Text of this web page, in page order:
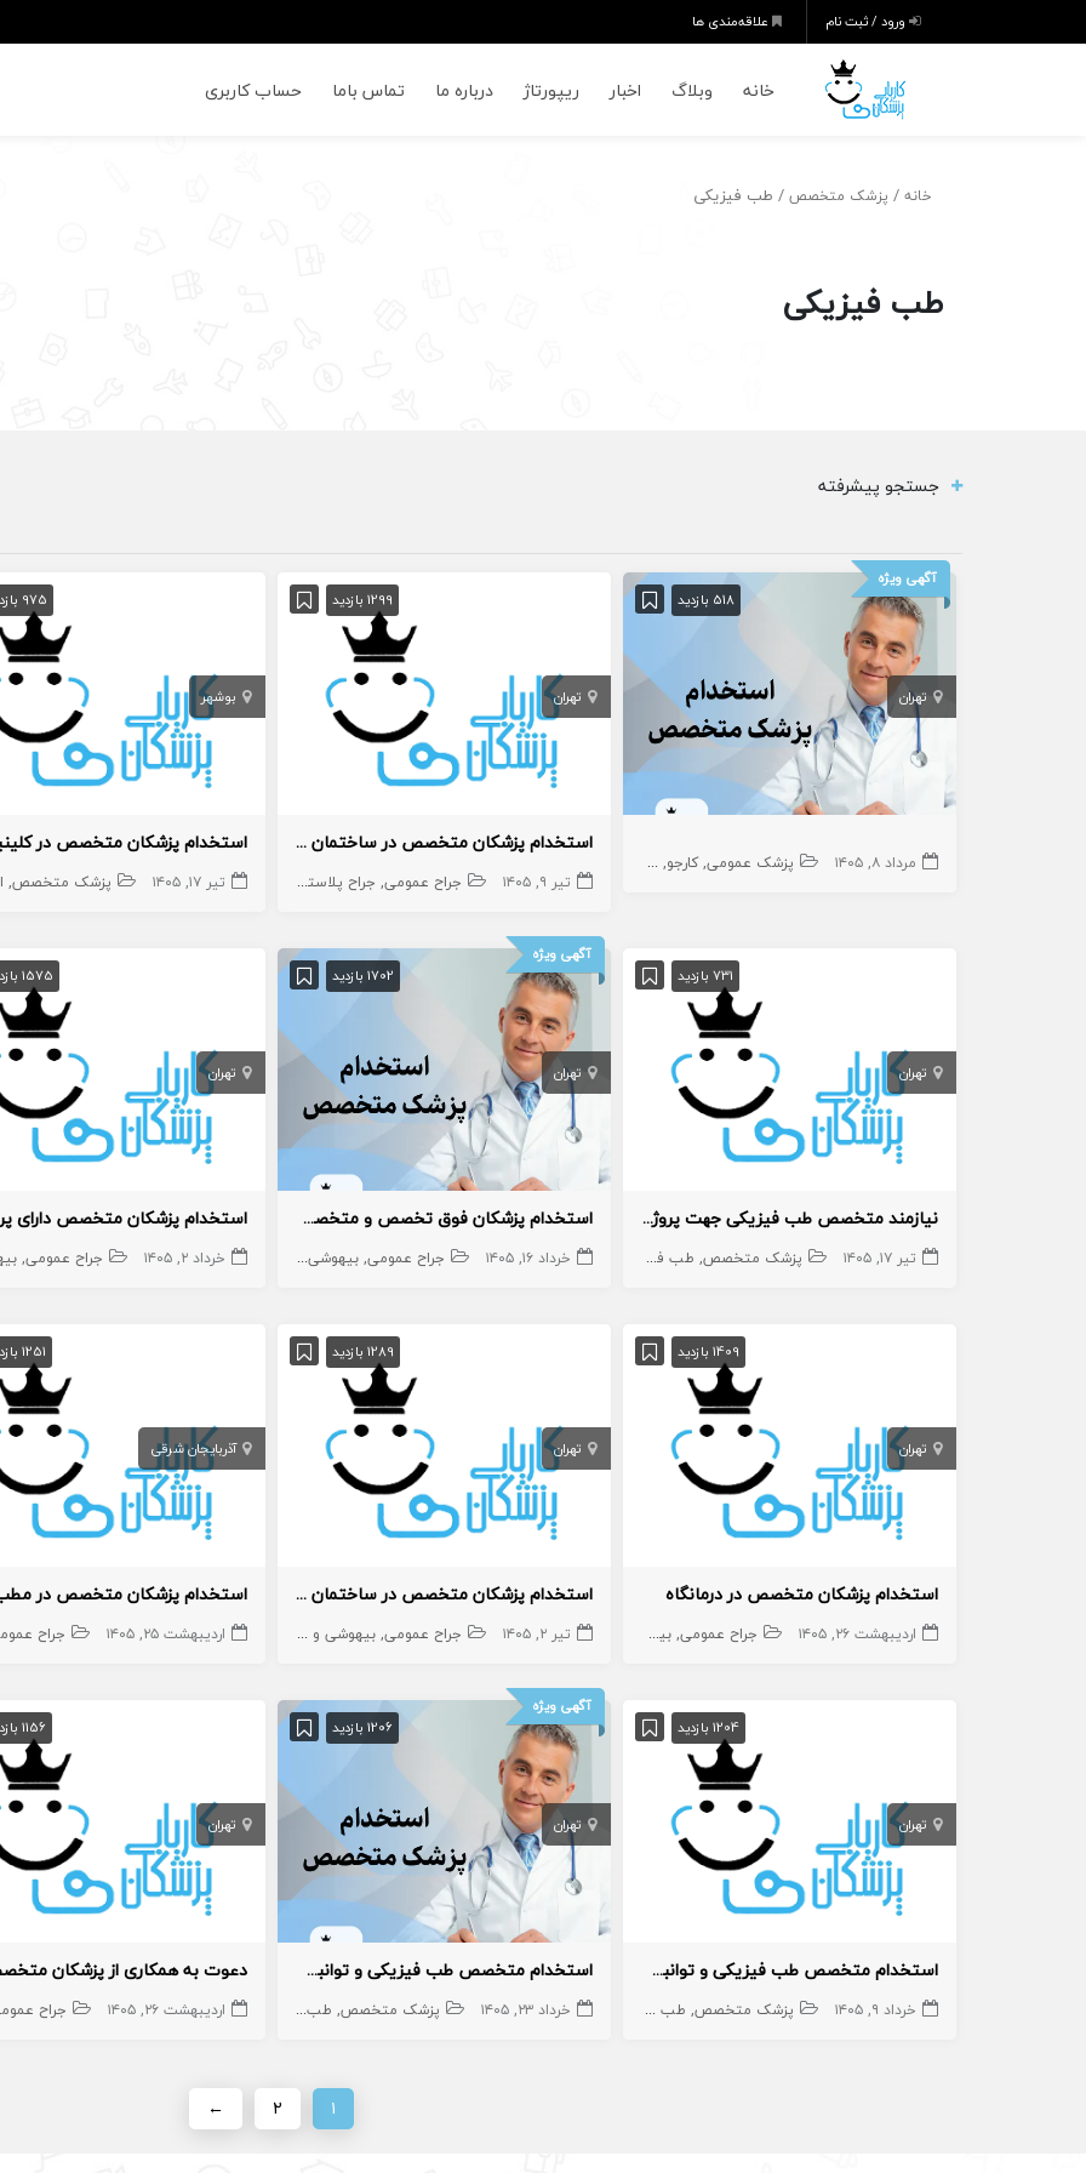
ورود / ثبت نام علاقه‌مندی ها
خانه وبلاگ اخبار ریپورتاژ درباره ما تماس باما حساب کاربری
خانه / پزشک متخصص / طب فیزیکی
طب فیزیکی
جستجو پیشرفته
آگهی ویژه
518 بازدید
تهران
مرداد ۸, ۱۴۰۵ پزشک عمومی کارجو کارجو
1299 بازدید
تهران
استخدام پزشکان متخصص در ساختمان پزشکان
تیر ۹, ۱۴۰۵ جراح عمومی جراح پلاستیک و ترمیمی پزشک متخصص جراح مغز و
975 بازدید
بوشهر
استخدام پزشکان متخصص در
تیر ۱۷, ۱۴۰۵ پزشک متخصص
731 بازدید
تهران
نیازمند متخصص طب فیزیکی جهت پروژه پژوهشی
تیر ۱۷, ۱۴۰۵ پزشک متخصص طب فیزیکی
آگهی ویژه
1702 بازدید
تهران
استخدام پزشکان فوق تخصص و متخصص در درمانگاه واقع در اسلامشهر
خرداد ۱۶, ۱۴۰۵ جراح عمومی بیهوشی و درد جراح پلاستیک و ترمیمی جراح قلی و
1575 بازدید
تهران
خرداد ۲, ۱۴۰۵ جراح عمومی
1409 بازدید
تهران
استخدام پزشکان متخصص در درمانگاه
اردیبهشت ۲۶, ۱۴۰۵ جراح عمومی بیهوشی و درد پزشک متخصص جراح اطفال پوست نوزادان روماتولوژی زنان و زایمان گوارش کبد و
1289 بازدید
تهران
استخدام پزشکان متخصص در ساختمان پزشکان
تیر ۲, ۱۴۰۵ جراح عمومی بیهوشی و درد جراح پلاستیک و ترمیمی جراح قلی و تراکس
1251 بازدید
آذربایجان شرقی
استخدام پزشکان متخصص در
اردیبهشت ۲۵, ۱۴۰۵ جراح
1204 بازدید
تهران
استخدام متخصص طب فیزیکی و توانبخشی در کلینیک
خرداد ۹, ۱۴۰۵ پزشک متخصص طب فیزیکی
آگهی ویژه
1206 بازدید
تهران
استخدام متخصص طب فیزیکی و توانبخشی در کلینیک
خرداد ۲۳, ۱۴۰۵ پزشک متخصص طب فیزیکی
1156 بازدید
تهران
اردیبهشت ۲۶, ۱۴۰۵ جراح
۱ ۲ ←